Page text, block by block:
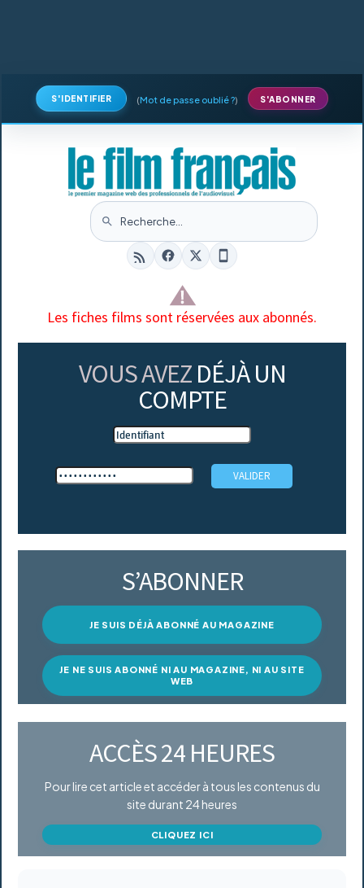
S'IDENTIFIER (Mot de passe oublié ?) S'ABONNER
Les fiches films sont réservées aux abonnés.
VOUS AVEZ DÉJÀ UN
COMPTE
S’ABONNER
JE SUIS DÉJÀ ABONNÉ AU MAGAZINE
JE NE SUIS ABONNÉ NI AU MAGAZINE, NI AU SITE
WEB
ACCÈS 24 HEURES
Pour lire cet article et accéder à tous les contenus du
site durant 24 heures
CLIQUEZ ICI